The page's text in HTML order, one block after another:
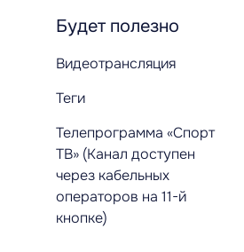
Будет полезно
Видеотрансляция
Теги
Телепрограмма «Спорт
ТВ» (Канал доступен
через кабельных
операторов на 11-й
кнопке)